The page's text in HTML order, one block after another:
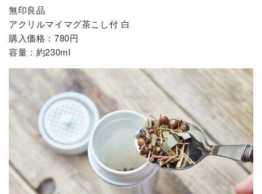
無印良品
アクリルマイマグ茶こし付 白
購入価格：780円
容量：約230ml